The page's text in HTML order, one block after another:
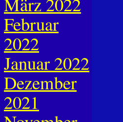
Februar
2022
Januar 2022
Dezember
2021